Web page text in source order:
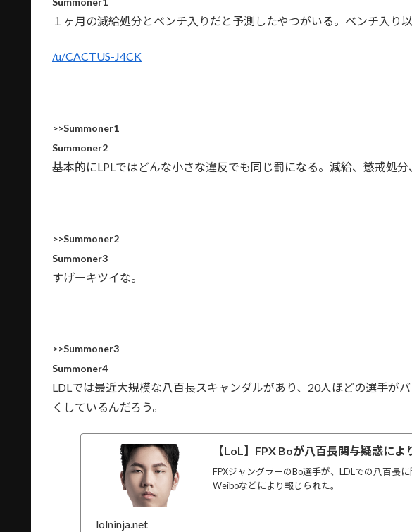
１ヶ月の減給処分とベンチ入りだと予測したやつがいる。ベンチ入り
/u/CACTUS-J4CK
>>Summoner1
Summoner2
基本的にLPLではどんな小さな違反でも同じ罰になる。減給、懲戒処分
>>Summoner2
Summoner3
すげーキツイな。
>>Summoner3
Summoner4
LDLでは最近大規模な八百長スキャンダルがあり、20人ほどの選手が
くしているんだろう。
【LoL】FPX Boが八百長関与疑惑によ
FPXジャングラーのBo選手が、LDLでの八百長
Weiboなどにより報じられた。
lolninja.net